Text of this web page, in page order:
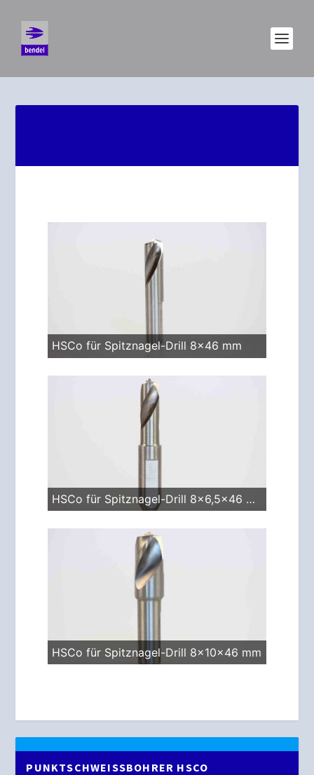
HSCo für Spitznagel-Drill 8x46 mm
HSCo für Spitznagel-Drill 8x6,5x46 mm
HSCo für Spitznagel-Drill 8x10x46 mm
PUNKTSCHWEISSBOHRER HSCO